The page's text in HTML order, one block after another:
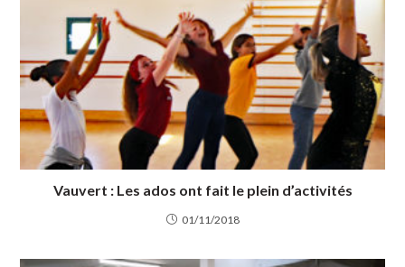
Vauvert : Les ados ont fait le plein d’activités
01/11/2018